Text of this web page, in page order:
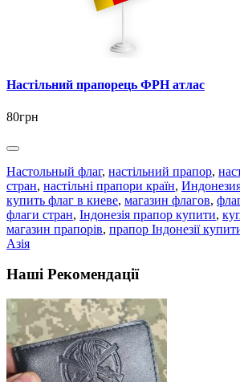
Настільний прапорець ФРН атлас
80грн
Настольный флаг, настільний прапор,
стран, настільні прапори країн,
купить флаг в киеве, магазин флагов,
флаги стран, Індонезія прапор купити,
магазин прапорів, прапор Індонезії
Азія
Наші Рекомендації